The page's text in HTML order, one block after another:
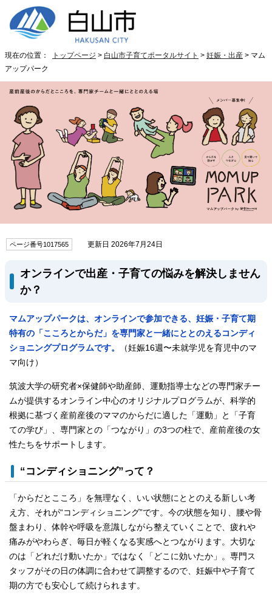
現在の位置： トップページ > 白山市子育てポータルサイト > 妊娠・出産 > マム
アップパーク
ページ番号1017565 更新日 2026年7月24日
オンラインで出産・子育ての悩みを解決しません
か？
マムアップパークは、オンラインで参加できる、妊娠・子育て期
特有の「こころとからだ」を専門家と一緒にととのえるコンディ
ショニングプログラムです。
（妊娠16週〜未就学児を育児中のマ
マ向け）
筑波大学の研究者×保健師や助産師、運動指導士などの専門家チー
ムが提供するオンライン中心のオリジナルプログラムが、科学的
根拠に基づく産前産後のママのからだに適した「運動」と「子育
ての学び」、専門家との「つながり」の3つの柱で、産前産後の女
性たちをサポートします。
“コンディショニング”って？
「からだとこころ」を無理なく、いい状態にととのえる新しい考
え方、それが“コンディショニング”です。今の状態を知り、腰や骨
盤まわり、体幹や呼吸を意識しながら整えていくことで、疲れや
痛みがやわらぎ、毎日が軽くなる実感へとつながります。大切な
のは「どれだけ動いたか」ではなく「どこに効いたか」。専門ス
タッフがその日の体調に合わせて調整するので、妊娠中や子育て
期の方でも安心して続けられます。